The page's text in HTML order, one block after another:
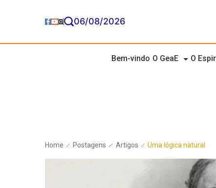
06/08/2026
Bem-vindo O GeaE O
Home Postagens Artigos Uma lógica natural